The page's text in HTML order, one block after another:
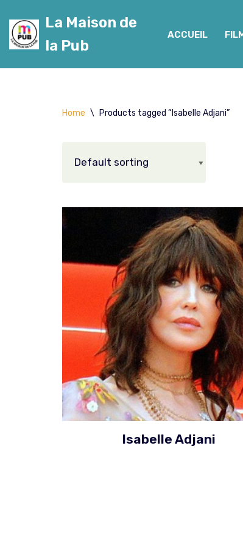
Aller
au
contenu
La Maison de
la Pub
ACCUEIL
Home \ Products tagged “Isabelle Adjani”
Isabelle Adjani